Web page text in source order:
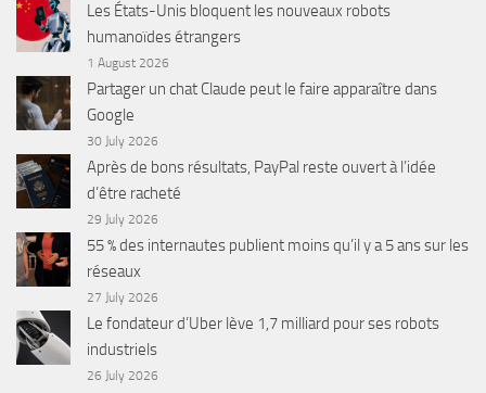
Les États-Unis bloquent les nouveaux robots
humanoïdes étrangers
1 August 2026
Partager un chat Claude peut le faire apparaître dans
Google
30 July 2026
Après de bons résultats, PayPal reste ouvert à l’idée
d’être racheté
29 July 2026
55 % des internautes publient moins qu’il y a 5 ans sur les
réseaux
27 July 2026
Le fondateur d’Uber lève 1,7 milliard pour ses robots
industriels
26 July 2026